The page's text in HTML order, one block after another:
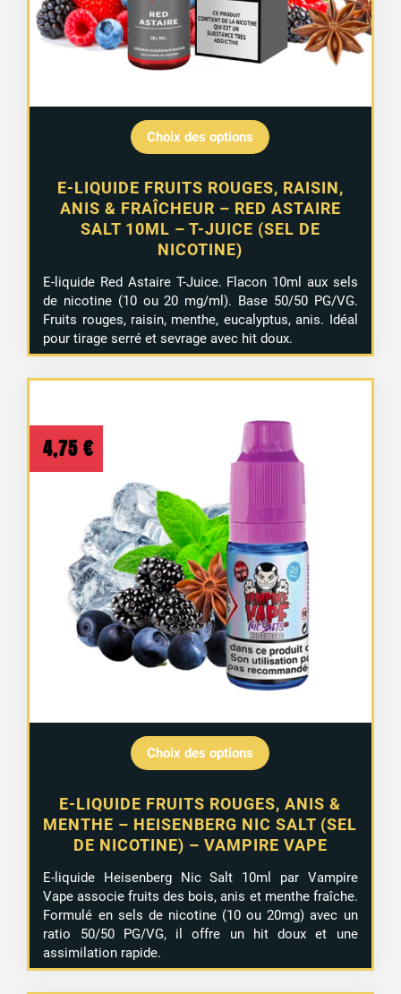
Choix des options
E-LIQUIDE FRUITS ROUGES, RAISIN,
ANIS & FRAÎCHEUR – RED ASTAIRE
SALT 10ML – T-JUICE (SEL DE
NICOTINE)
E-liquide Red Astaire T-Juice. Flacon 10ml aux sels
de nicotine (10 ou 20 mg/ml). Base 50/50 PG/VG.
Fruits rouges, raisin, menthe, eucalyptus, anis. Idéal
pour tirage serré et sevrage avec hit doux.
Choix des options
E-LIQUIDE FRUITS ROUGES, ANIS &
MENTHE – HEISENBERG NIC SALT (SEL
DE NICOTINE) – VAMPIRE VAPE
4,75 €
E-liquide Heisenberg Nic Salt 10ml par Vampire
Vape associe fruits des bois, anis et menthe fraîche.
Formulé en sels de nicotine (10 ou 20mg) avec un
ratio 50/50 PG/VG, il offre un hit doux et une
assimilation rapide.